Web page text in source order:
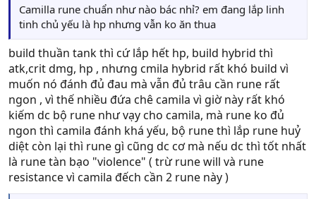
Camilla rune chuẩn như nào bác nhỉ? em đang lắp linh
tinh chủ yếu là hp nhưng vẫn ko ăn thua
build thuần tank thì cứ lắp hết hp, build hybrid thì
atk,crit dmg, hp , nhưng cmila hybrid rất khó build vì
muốn nó đánh đủ đau mà vẫn đủ trâu cần rune rất
ngon , vì thế nhiều đứa chê camila vì giờ này rất khó
kiếm dc bộ rune như vạy cho camila, mà rune ko đủ
ngon thì camila đánh khá yếu, bộ rune thì lắp rune huỷ
diệt còn lại thì rune gì cũng dc cơ mà nếu dc thì tốt nhất
là rune tàn bạo "violence" ( trừ rune will và rune
resistance vì camila đếch cần 2 rune này )